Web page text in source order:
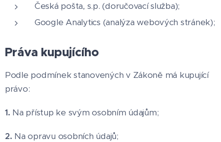
Česká pošta, s.p. (doručovací služba);
Google Analytics (analýza webových stránek);
Práva kupujícího
Podle podmínek stanovených v Zákoně má kupující
právo:
1. Na přístup ke svým osobním údajům;
2. Na opravu osobních údajů;